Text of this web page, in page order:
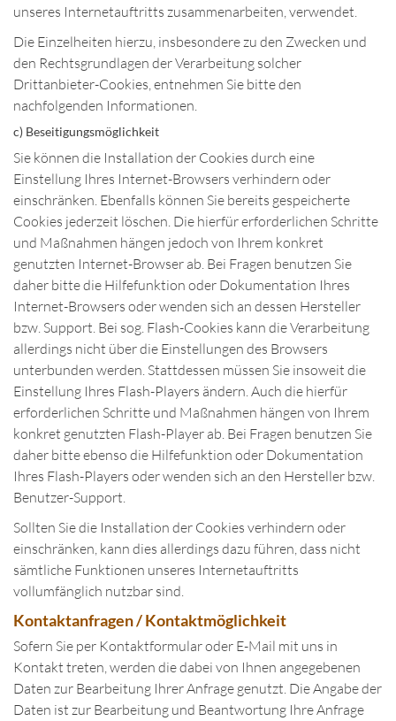
unseres Internetauftritts zusammenarbeiten, verwendet.
Die Einzelheiten hierzu, insbesondere zu den Zwecken und
den Rechtsgrundlagen der Verarbeitung solcher
Drittanbieter-Cookies, entnehmen Sie bitte den
nachfolgenden Informationen.
c) Beseitigungsmöglichkeit
Sie können die Installation der Cookies durch eine
Einstellung Ihres Internet-Browsers verhindern oder
einschränken. Ebenfalls können Sie bereits gespeicherte
Cookies jederzeit löschen. Die hierfür erforderlichen Schritte
und Maßnahmen hängen jedoch von Ihrem konkret
genutzten Internet-Browser ab. Bei Fragen benutzen Sie
daher bitte die Hilfefunktion oder Dokumentation Ihres
Internet-Browsers oder wenden sich an dessen Hersteller
bzw. Support. Bei sog. Flash-Cookies kann die Verarbeitung
allerdings nicht über die Einstellungen des Browsers
unterbunden werden. Stattdessen müssen Sie insoweit die
Einstellung Ihres Flash-Players ändern. Auch die hierfür
erforderlichen Schritte und Maßnahmen hängen von Ihrem
konkret genutzten Flash-Player ab. Bei Fragen benutzen Sie
daher bitte ebenso die Hilfefunktion oder Dokumentation
Ihres Flash-Players oder wenden sich an den Hersteller bzw.
Benutzer-Support.
Sollten Sie die Installation der Cookies verhindern oder
einschränken, kann dies allerdings dazu führen, dass nicht
sämtliche Funktionen unseres Internetauftritts
vollumfänglich nutzbar sind.
Kontaktanfragen / Kontaktmöglichkeit
Sofern Sie per Kontaktformular oder E-Mail mit uns in
Kontakt treten, werden die dabei von Ihnen angegebenen
Daten zur Bearbeitung Ihrer Anfrage genutzt. Die Angabe der
Daten ist zur Bearbeitung und Beantwortung Ihre Anfrage